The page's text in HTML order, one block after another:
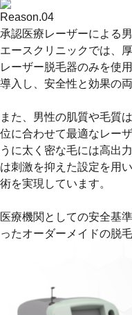
Reason.04
承認医療レーザーによる
エースクリニックでは、
レーザー脱毛器のみを使
導入し、安全性と効果の
また、男性の肌質や毛質
位に合わせて最適なレー
うに太く密な毛には高出
は刺激を抑えた設定を用
術を実現しています。
医療機関としての安全基
ったオーダーメイドの脱